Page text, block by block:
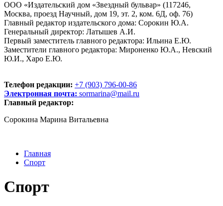
ООО «Издательский дом «Звездный бульвар» (117246,
Москва, проезд Научный, дом 19, эт. 2, ком. 6Д, оф. 76)
Главный редактор издательского дома: Сорокин Ю.А.
Генеральный директор: Латышев А.И.
Первый заместитель главного редактора: Ильина Е.Ю.
Заместители главного редактора: Мироненко Ю.А., Невский
Ю.И., Харо Е.Ю.
Телефон редакции: +7 (903) 796-00-86
Электронная почта: sormarina@mail.ru
Главный редактор:
Сорокина Марина Витальевна
Главная
Спорт
Спорт